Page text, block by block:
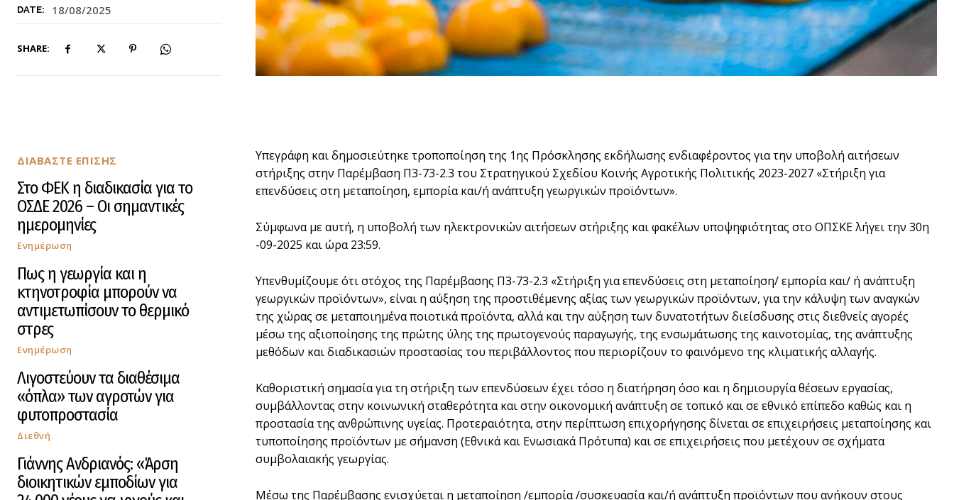
DATE: 18/08/2025
SHARE:
ΔΙΑΒΑΣΤΕ ΕΠΙΣΗΣ
Στο ΦΕΚ η διαδικασία για το
ΟΣΔΕ 2026 – Οι σημαντικές
ημερομηνίες
Ενημέρωση
Πως η γεωργία και η
κτηνοτροφία μπορούν να
αντιμετωπίσουν το θερμικό
στρες
Ενημέρωση
Λιγοστεύουν τα διαθέσιμα
«όπλα» των αγροτών για
φυτοπροστασία
Διεθνή
Γιάννης Ανδριανός: «Άρση
διοικητικών εμποδίων για
Υπεγράφη και δημοσιεύτηκε τροποποίηση της 1ης Πρόσκλησης εκδήλωσης ενδιαφέροντος για την υποβολή αιτήσεων
στήριξης στην Παρέμβαση Π3-73-2.3 του Στρατηγικού Σχεδίου Κοινής Αγροτικής Πολιτικής 2023-2027 «Στήριξη για
επενδύσεις στη μεταποίηση, εμπορία και/ή ανάπτυξη γεωργικών προϊόντων».
Σύμφωνα με αυτή, η υποβολή των ηλεκτρονικών αιτήσεων στήριξης και φακέλων υποψηφιότητας στο ΟΠΣΚΕ λήγει την 30η
-09-2025 και ώρα 23:59.
Υπενθυμίζουμε ότι στόχος της Παρέμβασης Π3-73-2.3 «Στήριξη για επενδύσεις στη μεταποίηση/ εμπορία και/ ή ανάπτυξη
γεωργικών προϊόντων», είναι η αύξηση της προστιθέμενης αξίας των γεωργικών προϊόντων, για την κάλυψη των αναγκών
της χώρας σε μεταποιημένα ποιοτικά προϊόντα, αλλά και την αύξηση των δυνατοτήτων διείσδυσης στις διεθνείς αγορές
μέσω της αξιοποίησης της πρώτης ύλης της πρωτογενούς παραγωγής, της ενσωμάτωσης της καινοτομίας, της ανάπτυξης
μεθόδων και διαδικασιών προστασίας του περιβάλλοντος που περιορίζουν το φαινόμενο της κλιματικής αλλαγής.
Καθοριστική σημασία για τη στήριξη των επενδύσεων έχει τόσο η διατήρηση όσο και η δημιουργία θέσεων εργασίας,
συμβάλλοντας στην κοινωνική σταθερότητα και στην οικονομική ανάπτυξη σε τοπικό και σε εθνικό επίπεδο καθώς και η
προστασία της ανθρώπινης υγείας. Προτεραιότητα, στην περίπτωση επιχορήγησης δίνεται σε επιχειρήσεις μεταποίησης και
τυποποίησης προϊόντων με σήμανση (Εθνικά και Ενωσιακά Πρότυπα) και σε επιχειρήσεις που μετέχουν σε σχήματα
συμβολαιακής γεωργίας.
Mέσω της Παρέμβασης ενισχύεται η μεταποίηση /εμπορία /συσκευασία και/ή ανάπτυξη προϊόντων που ανήκουν στους